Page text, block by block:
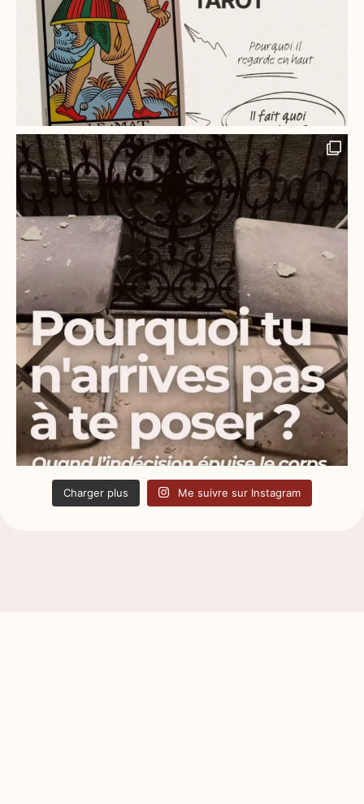
Charger plus Me suivre sur Instagram